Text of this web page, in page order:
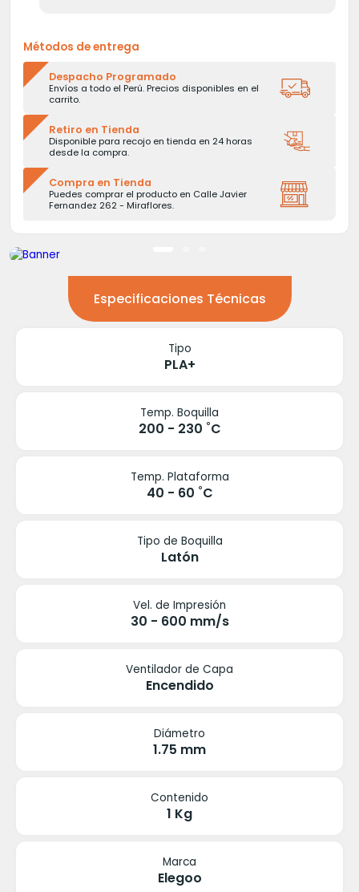
Métodos de entrega
Despacho Programado
Envíos a todo el Perú. Precios disponibles en el
carrito.
Retiro en Tienda
Disponible para recojo en tienda en 24 horas
desde la compra.
Compra en Tienda
Puedes comprar el producto en Calle Javier
Fernandez 262 - Miraflores.
Especificaciones Técnicas
Tipo
PLA+
Temp. Boquilla
200 - 230 ˚C
Temp. Plataforma
40 - 60 ˚C
Tipo de Boquilla
Latón
Vel. de Impresión
30 - 600 mm/s
Ventilador de Capa
Encendido
Diámetro
1.75 mm
Contenido
1 Kg
Marca
Elegoo